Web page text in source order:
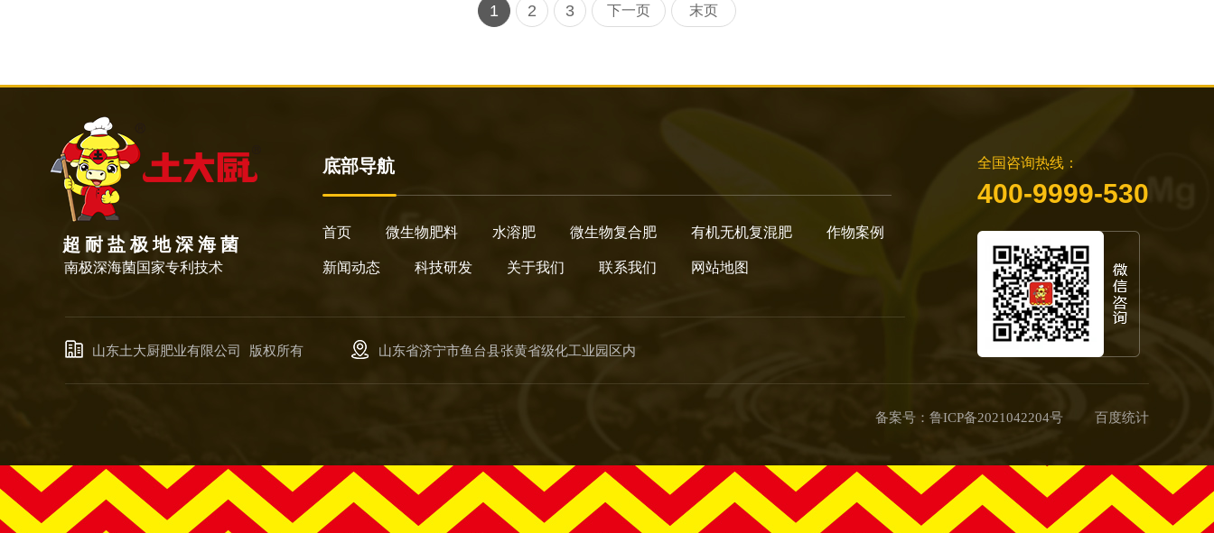
1 2 3 下一页 末页
超 耐 盐 极 地 深 海 菌
南极深海菌国家专利技术
底部导航
首页 微生物肥料 水溶肥 微生物复合肥 有机无机复混肥 作物案例
新闻动态 科技研发 关于我们 联系我们 网站地图
山东土大厨肥业有限公司 版权所有 山东省济宁市鱼台县张黄省级化工业园区内
全国咨询热线：
400-9999-530
备案号： 鲁ICP备2021042204号 百度统计